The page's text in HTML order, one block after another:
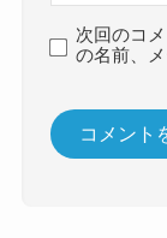
次回のコ
の名前、